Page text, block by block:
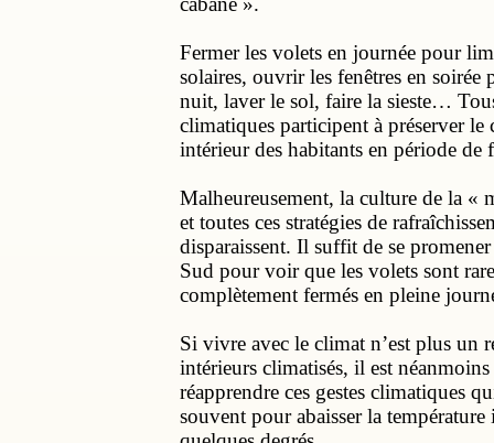
Fermer les volets en journée pour
solaires, ouvrir les fenêtres en soirée
nuit, laver le sol, faire la sieste…
climatiques participent à préserver
intérieur des habitants en période de
Malheureusement, la culture de la «
et toutes ces stratégies de
disparaissent. Il suffit de se
Sud pour voir que les volets sont
complètement fermés en pleine
Si vivre avec le climat n’est plus un
intérieurs climatisés, il est
réapprendre ces gestes climatiques
souvent pour abaisser la température